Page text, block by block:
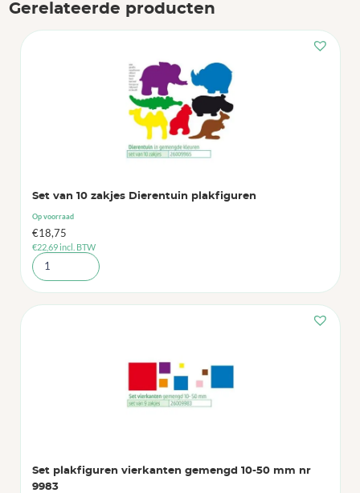
Gerelateerde producten
Set van 10 zakjes Dierentuin plakfiguren
Op voorraad
€18,75
€22,69incl. BTW
Set plakfiguren vierkanten gemengd 10-50 mm nr
9983